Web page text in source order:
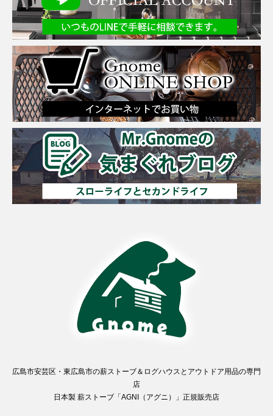
広島市安芸区・東広島市の薪ストーブ＆ログハウスとアウトドア用品の専門
店
日本製 薪ストーブ「AGNI（アグニ）」正規販売店